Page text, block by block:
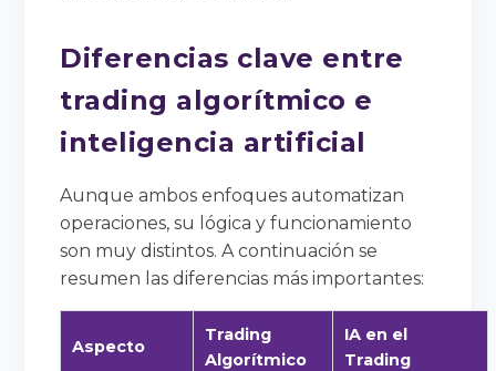
Diferencias clave entre
trading algorítmico e
inteligencia artificial
Aunque ambos enfoques automatizan
operaciones, su lógica y funcionamiento
son muy distintos. A continuación se
resumen las diferencias más importantes:
Aspecto
Trading
Algorítmico
IA en el
Trading